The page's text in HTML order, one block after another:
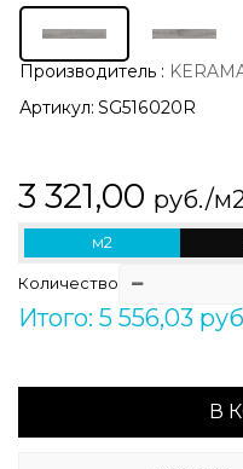
Производитель :
Артикул: SG516020R
3 321,00 руб./
м2
Количество
Итого: 5 556,03
В